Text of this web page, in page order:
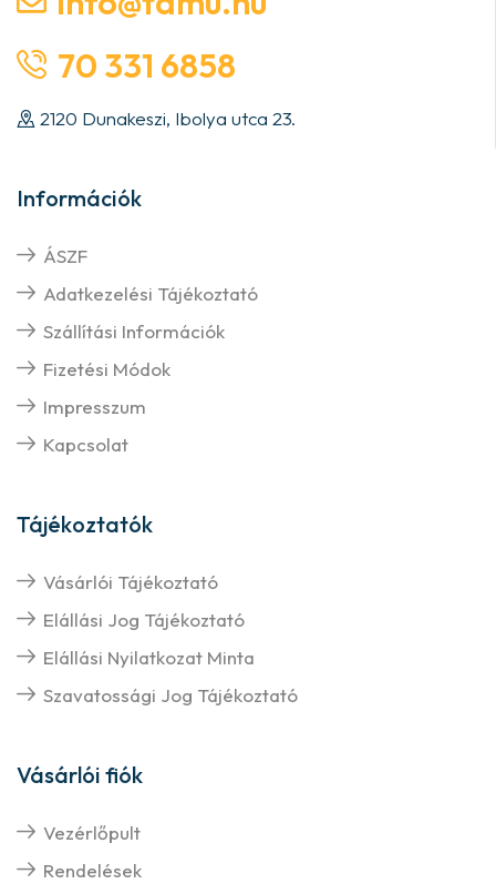
70 331 6858
2120 Dunakeszi, Ibolya utca 23.
Információk
ÁSZF
Adatkezelési Tájékoztató
Szállítási Információk
Fizetési Módok
Impresszum
Kapcsolat
Tájékoztatók
Vásárlói Tájékoztató
Elállási Jog Tájékoztató
Elállási Nyilatkozat Minta
Szavatossági Jog Tájékoztató
Vásárlói fiók
Vezérlőpult
Rendelések